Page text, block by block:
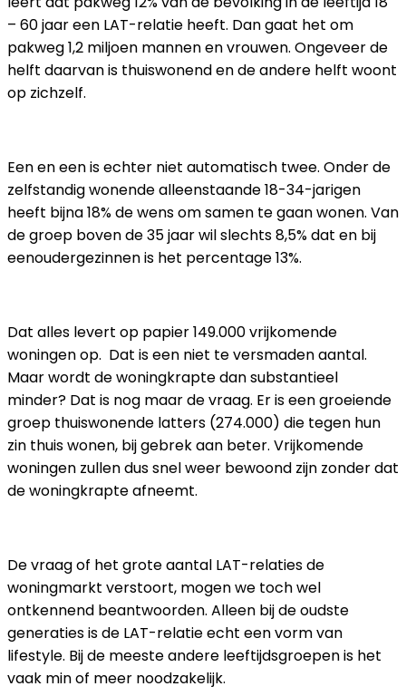
– 60 jaar een LAT-relatie heeft. Dan gaat het om
pakweg 1,2 miljoen mannen en vrouwen. Ongeveer de
helft daarvan is thuiswonend en de andere helft woont
op zichzelf.
Een en een is echter niet automatisch twee. Onder de
zelfstandig wonende alleenstaande 18-34-jarigen
heeft bijna 18% de wens om samen te gaan wonen. Van
de groep boven de 35 jaar wil slechts 8,5% dat en bij
eenoudergezinnen is het percentage 13%.
Dat alles levert op papier 149.000 vrijkomende
woningen op. Dat is een niet te versmaden aantal.
Maar wordt de woningkrapte dan substantieel
minder? Dat is nog maar de vraag. Er is een groeiende
groep thuiswonende latters (274.000) die tegen hun
zin thuis wonen, bij gebrek aan beter. Vrijkomende
woningen zullen dus snel weer bewoond zijn zonder dat
de woningkrapte afneemt.
De vraag of het grote aantal LAT-relaties de
woningmarkt verstoort, mogen we toch wel
ontkennend beantwoorden. Alleen bij de oudste
generaties is de LAT-relatie echt een vorm van
lifestyle. Bij de meeste andere leeftijdsgroepen is het
vaak min of meer noodzakelijk.